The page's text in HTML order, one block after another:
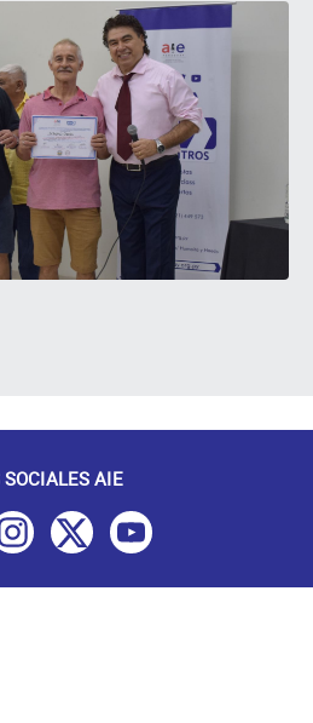
SOCIALES AIE